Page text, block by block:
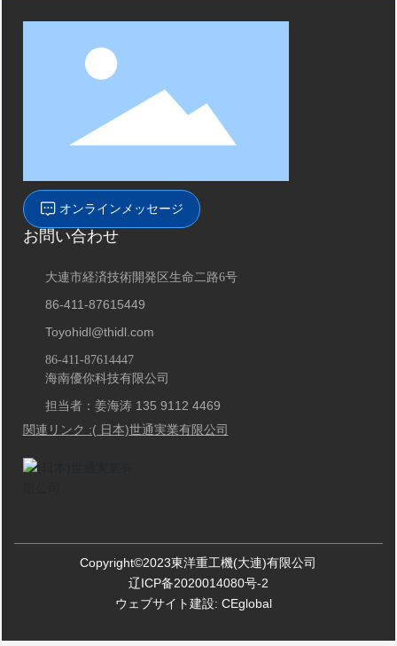
オンラインメッセージ
お問い合わせ
大連市経済技術開発区生命二路6号
86-411-87615449
Toyohidl@thidl.com
86-411-87614447
海南優你科技有限公司
担当者：姜海涛 135 9112 4469
関連リンク :( 日本)世通実業有限公司
Copyright©2023東洋重工機(大連)有限公司
辽ICP备2020014080号-2
ウェブサイト建設: CEglobal